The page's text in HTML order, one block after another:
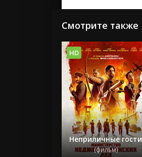
Смотрите также
Неприличные гости
(фильм)
HD